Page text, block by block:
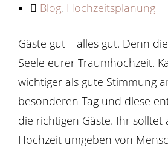
Blog, Hochzeitsplanung
Gäste gut – alles gut. Denn
Seele eurer Traumhochzeit.
wichtiger als gute Stimmung
besonderen Tag und diese
die richtigen Gäste. Ihr solltet
Hochzeit umgeben von